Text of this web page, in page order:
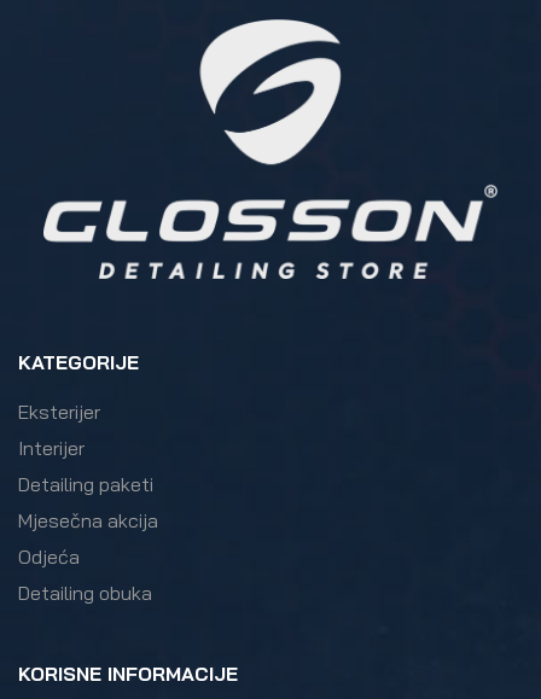
KATEGORIJE
Eksterijer
Interijer
Detailing paketi
Mjesečna akcija
Odjeća
Detailing obuka
KORISNE INFORMACIJE